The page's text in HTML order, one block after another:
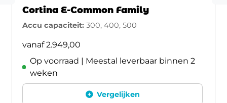
Cortina E-Common Family
Accu capaciteit: 300, 400, 500
vanaf2.949,00
Op voorraad | Meestal leverbaar binnen 2
weken
Vergelijken